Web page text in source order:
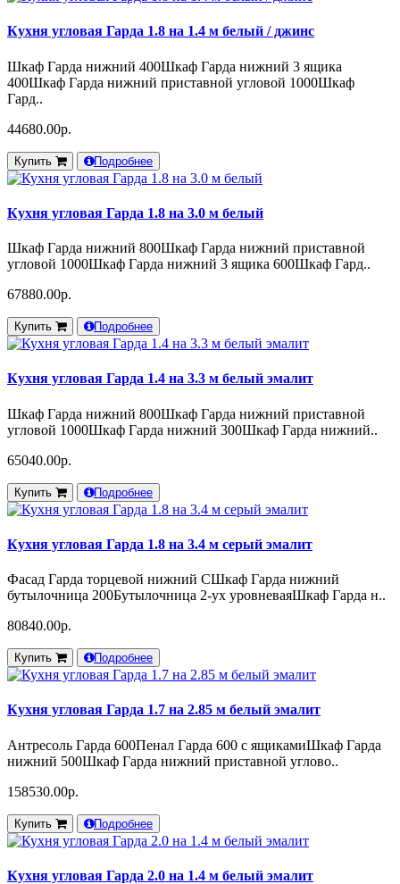
Кухня угловая Гарда 1.8 на 1.4 м белый / джинс
Шкаф Гарда нижний 400Шкаф Гарда нижний 3 ящика
400Шкаф Гарда нижний приставной угловой 1000Шкаф
Гард..
44680.00р.
Купить Подробнее
Кухня угловая Гарда 1.8 на 3.0 м белый
Шкаф Гарда нижний 800Шкаф Гарда нижний приставной
угловой 1000Шкаф Гарда нижний 3 ящика 600Шкаф Гард..
67880.00р.
Купить Подробнее
Кухня угловая Гарда 1.4 на 3.3 м белый эмалит
Шкаф Гарда нижний 800Шкаф Гарда нижний приставной
угловой 1000Шкаф Гарда нижний 300Шкаф Гарда нижний..
65040.00р.
Купить Подробнее
Кухня угловая Гарда 1.8 на 3.4 м серый эмалит
Фасад Гарда торцевой нижний СШкаф Гарда нижний
бутылочница 200Бутылочница 2-ух уровневаяШкаф Гарда н..
80840.00р.
Купить Подробнее
Кухня угловая Гарда 1.7 на 2.85 м белый эмалит
Антресоль Гарда 600Пенал Гарда 600 с ящикамиШкаф Гарда
нижний 500Шкаф Гарда нижний приставной углово..
158530.00р.
Купить Подробнее
Кухня угловая Гарда 2.0 на 1.4 м белый эмалит